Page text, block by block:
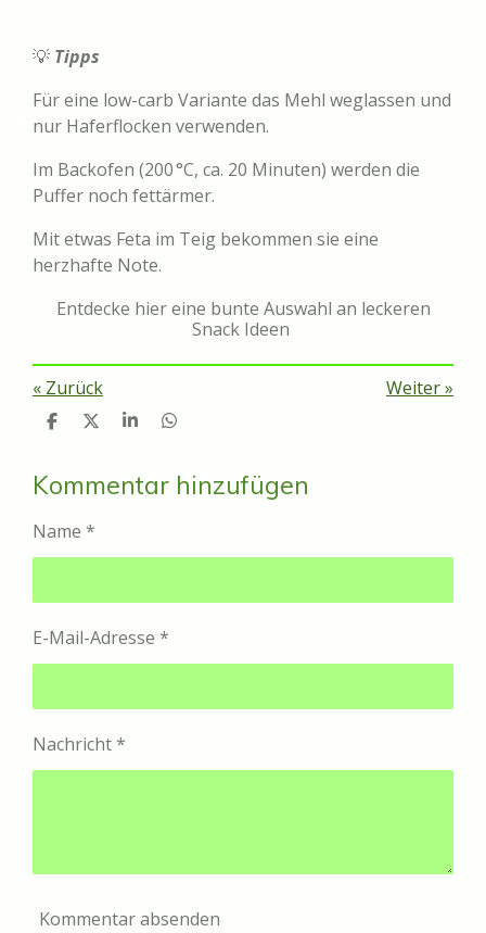
💡 Tipps
Für eine low-carb Variante das Mehl weglassen und
nur Haferflocken verwenden.
Im Backofen (200 °C, ca. 20 Minuten) werden die
Puffer noch fettärmer.
Mit etwas Feta im Teig bekommen sie eine
herzhafte Note.
Entdecke hier eine bunte Auswahl an leckeren
Snack Ideen
« Zurück Weiter»
T
l
e
T
l
e
T
l
e
T
l
Kommentar hinzufügen
Name *
E-Mail-Adresse *
Nachricht *
Kommentar absenden